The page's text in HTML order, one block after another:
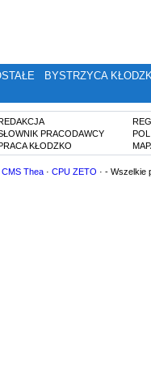
BYSTRZYCA
PRACODAWCY
KŁODZKO
CMS Thea · CPU ZETO · - Wszelkie